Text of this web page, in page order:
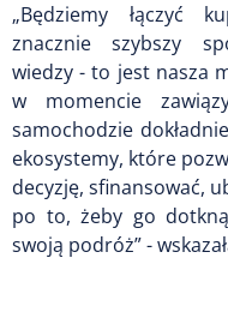
„Będziemy łączyć
znacznie szybszy
wiedzy - to jest nasza
w momencie
samochodzie
ekosystemy, które
decyzję, sfinansować,
po to, żeby go
swoją podróż” -